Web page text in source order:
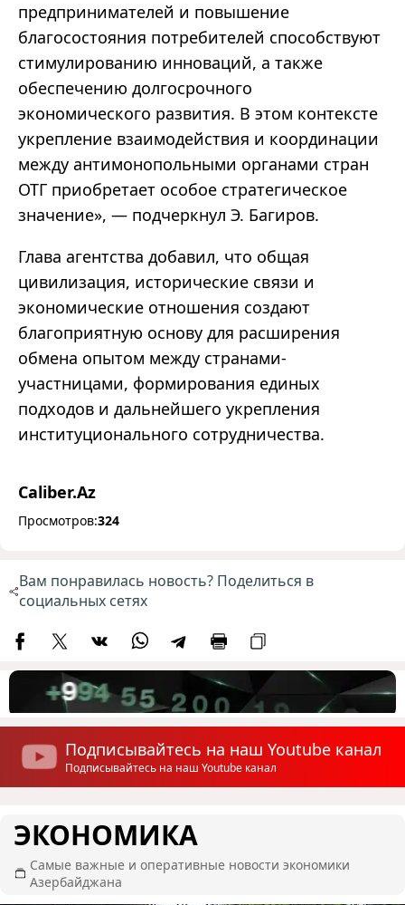
предпринимателей и повышение
благосостояния потребителей способствуют
стимулированию инноваций, а также
обеспечению долгосрочного
экономического развития. В этом контексте
укрепление взаимодействия и координации
между антимонопольными органами стран
ОТГ приобретает особое стратегическое
значение», — подчеркнул Э. Багиров.
Глава агентства добавил, что общая
цивилизация, исторические связи и
экономические отношения создают
благоприятную основу для расширения
обмена опытом между странами-
участницами, формирования единых
подходов и дальнейшего укрепления
институционального сотрудничества.
Caliber.Az
Просмотров:324
Вам понравилась новость? Поделиться в
социальных сетях
Подписывайтесь на наш Youtube канал
Подписывайтесь на наш Youtube канал
ЭКОНОМИКА
Самые важные и оперативные новости экономики
Азербайджана